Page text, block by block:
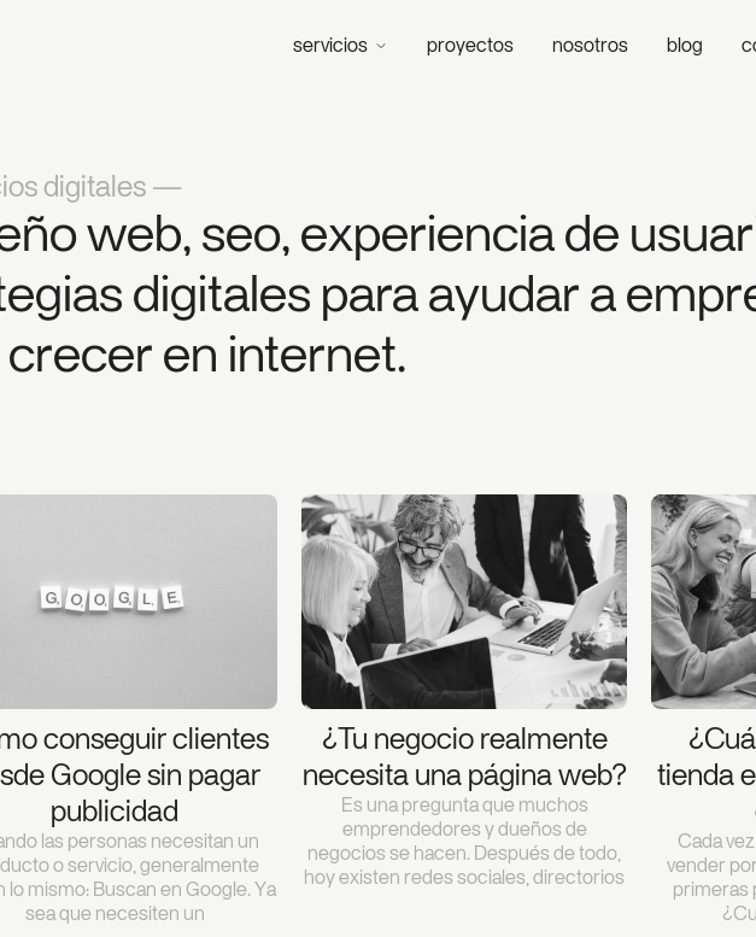
servicios proyectos nosotros blog
digitales —
web, seo, experiencia de
digitales para ayudar a
en internet.
conseguir clientes
Google sin pagar
publicidad
las personas necesitan un
o servicio, generalmente
lo mismo: Buscan en Google. Ya
sea que necesiten un
¿Tu negocio realmente
necesita una página web?
Es una pregunta que muchos
emprendedores y dueños de
negocios se hacen. Después de todo,
hoy existen redes sociales, directorios
tienda
Cada
vender
primeras